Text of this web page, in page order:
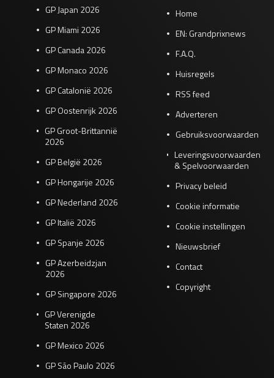
GP Japan 2026
GP Miami 2026
GP Canada 2026
GP Monaco 2026
GP Catalonië 2026
GP Oostenrijk 2026
GP Groot-Brittannië
2026
GP België 2026
GP Hongarije 2026
GP Nederland 2026
GP Italië 2026
GP Spanje 2026
GP Azerbeidzjan
2026
GP Singapore 2026
GP Verenigde
Staten 2026
GP Mexico 2026
GP São Paulo 2026
Home
EN: Grandprixnews
F.A.Q.
Huisregels
RSS feed
Adverteren
Gebruiksvoorwaarden
Leveringsvoorwaarden
& Spelvoorwaarden
Privacy beleid
Cookie informatie
Cookie instellingen
Nieuwsbrief
Contact
Copyright